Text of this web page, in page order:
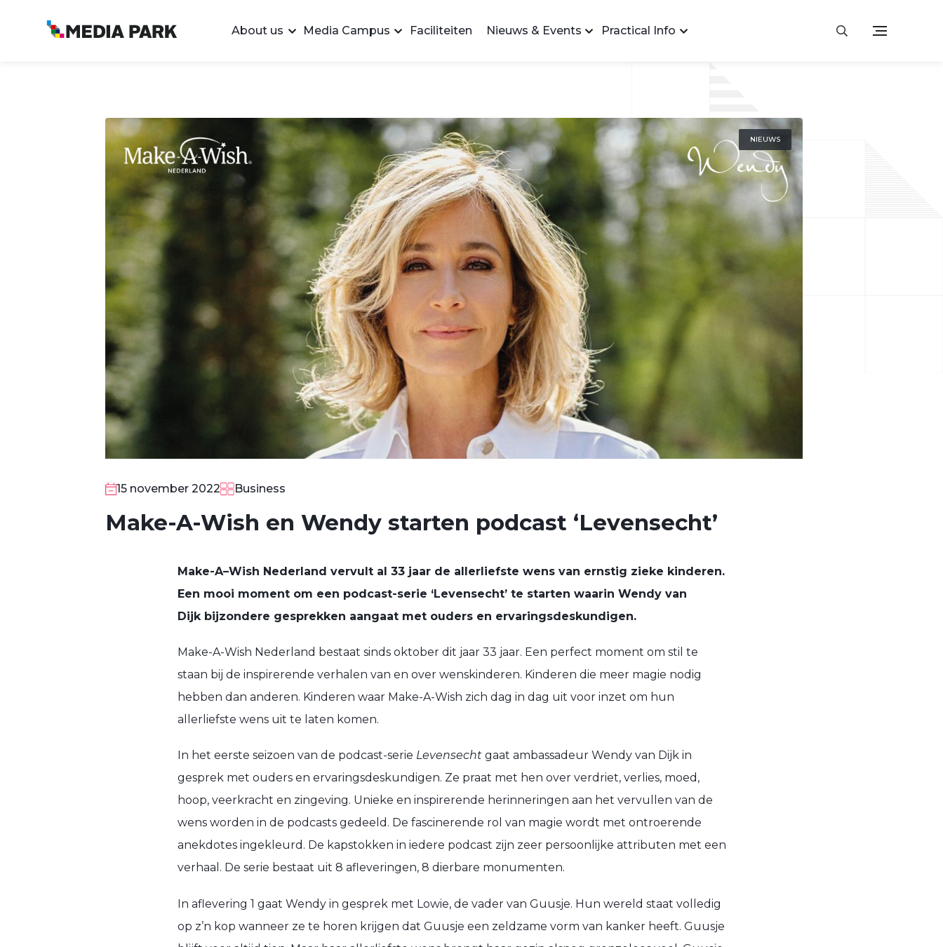
About us Media Campus Faciliteiten Nieuws & Events Practical Info
NIEUWS
15 november 2022 Business
Make-A-Wish en Wendy starten podcast ‘Levensecht’
Make-A–Wish Nederland vervult al 33 jaar de allerliefste wens van ernstig zieke kinderen.
Een mooi moment om een podcast-serie ‘Levensecht’ te starten waarin Wendy van
Dijkbijzondere gesprekken aangaat met ouders en ervaringsdeskundigen.
Make-A-Wish Nederland bestaat sinds oktober dit jaar 33 jaar. Een perfect moment om stil te
staan bij de inspirerende verhalen van en over wenskinderen. Kinderen die meer magie nodig
hebben dan anderen. Kinderen waar Make-A-Wish zich dag in dag uit voor inzet om hun
aller liefste wens uit te laten komen.
In het eerste seizoen van de podcast-serie Levensecht gaat ambassadeur Wendy van Dijk in
gesprek met ouders en ervaringsdeskundigen. Ze praat met hen over verdriet, verlies, moed,
hoop, veerkracht en zingeving. Unieke en inspirerende herinneringen aan het vervullen van de
wens worden in de podcasts gedeeld. De fascinerende rol van magie wordt met ontroerende
anekdotes ingekleurd. De kapstokken in iedere podcast zijn zeer persoonlijke attributen met een
verhaal. De serie bestaat uit 8 afleveringen, 8 dierbare monumenten.
In aflevering 1 gaat Wendy in gesprek met Lowie, de vader van Guusje. Hun wereld staat volledig
op z’n kop wanneer ze te horen krijgen dat Guusje een zeldzame vorm van kanker heeft. Guusje